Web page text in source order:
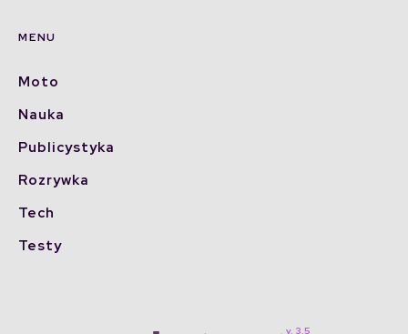
MENU
Moto
Nauka
Publicystyka
Rozrywka
Tech
Testy